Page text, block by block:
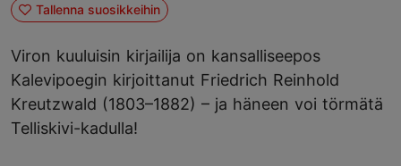
Tallenna suosikkeihin
Viron kuuluisin kirjailija on kansalliseepos
Kalevipoegin kirjoittanut Friedrich Reinhold
Kreutzwald (1803–1882) – ja häneen voi törmätä
Telliskivi-kadulla!